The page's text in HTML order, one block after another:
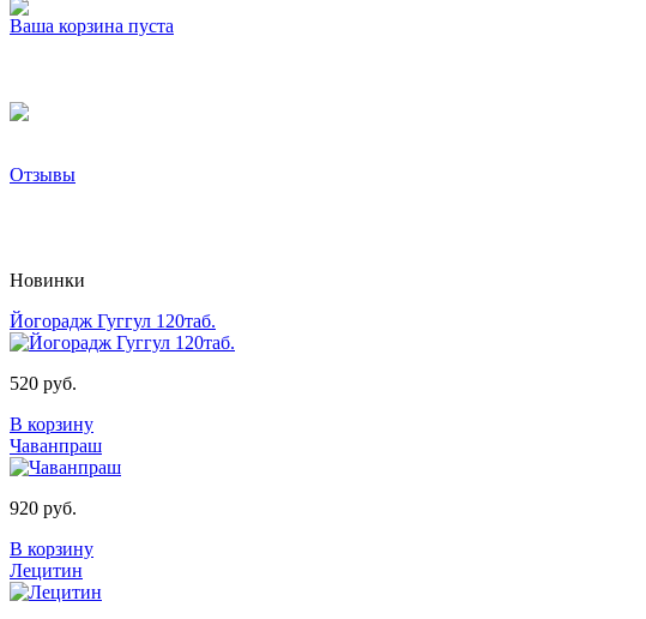
Ваша корзина пуста
Отзывы
Новинки
Йогорадж Гуггул 120таб.
520 руб.
В корзину
Чаванпраш
920 руб.
В корзину
Лецитин